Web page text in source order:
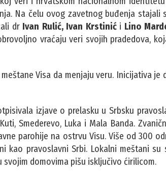
Na čelu ovog zavetnog buđenja stajali
dr Ivan Rulić, Ivan Krstinić i Lino
vraćaju veri svojih pradedova,
Visa da menjaju veru. Inicijativa je
izjave o prelasku u Srbsku
Smederevo, Luka i Mala Banda.
parohije na ostrvu Visu. Više od 300
kao pravoslavni Srbi. Lokalni meštani
svojim domovima pišu isključivo ćirilicom.